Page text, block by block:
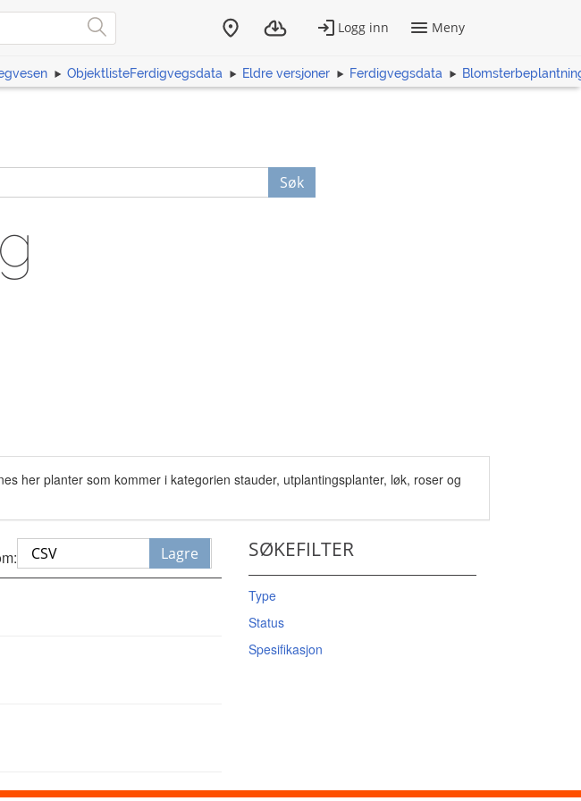
ObjektlisteFerdigvegsdata Eldre versjoner Ferdigvegsdata
Søk
her planter som kommer i kategorien stauder, utplantingsplanter, løk, roser og
Lagre SØKEFILTER
Type
Status
Spesifikasjon